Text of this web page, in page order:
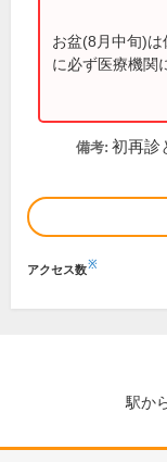
お盆(8月中旬)
に必ず医療機関
備考: 初再診
アクセス数※
駅か